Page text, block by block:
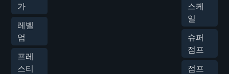
가
레벨
업
프레
스티
스케
일
슈퍼
점프
점프